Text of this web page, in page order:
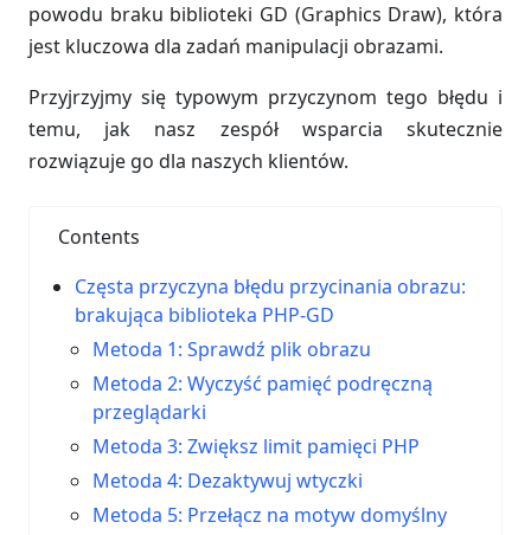
powodu braku biblioteki GD (Graphics Draw), która
jest kluczowa dla zadań manipulacji obrazami.
Przyjrzyjmy się typowym przyczynom tego błędu i
temu, jak nasz zespół wsparcia skutecznie
rozwiązuje go dla naszych klientów.
Contents
Częsta przyczyna błędu przycinania obrazu:
brakująca biblioteka PHP-GD
Metoda 1: Sprawdź plik obrazu
Metoda 2: Wyczyść pamięć podręczną
przeglądarki
Metoda 3: Zwiększ limit pamięci PHP
Metoda 4: Dezaktywuj wtyczki
Metoda 5: Przełącz na motyw domyślny